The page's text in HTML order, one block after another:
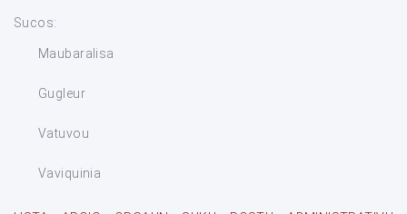
Sucos:
Maubaralisa
Gugleur
Vatuvou
Vaviquinia